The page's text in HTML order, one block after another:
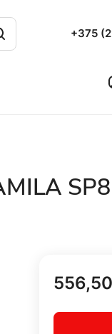
+375